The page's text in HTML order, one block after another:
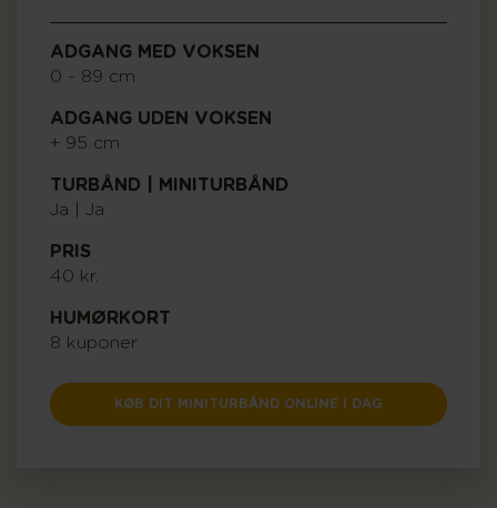
ADGANG MED VOKSEN
0 - 89 cm
ADGANG UDEN VOKSEN
+ 95 cm
TURBÅND | MINITURBÅND
Ja | Ja
PRIS
40 kr.
HUMØRKORT
8 kuponer
KØB DIT MINITURBÅND ONLINE I DAG